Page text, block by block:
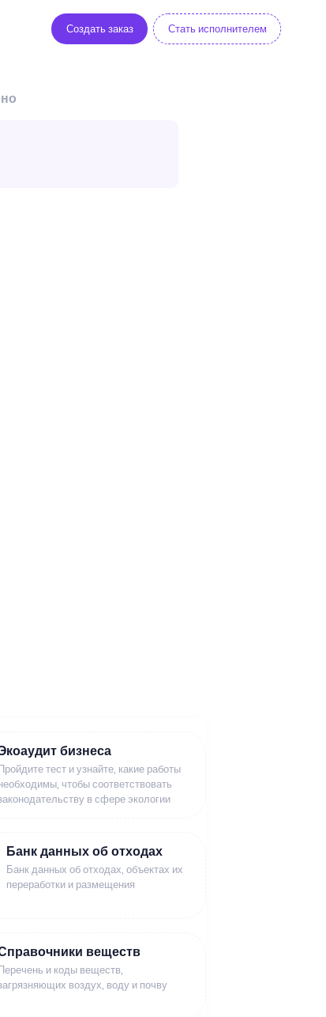
Создать заказ Стать исполнителем
бизнеса
тест и узнайте, какие работы
чтобы соответствовать
в сфере экологии
Банк данных об отходах
Банк данных об отходах, объектах их
переработки и размещения
веществ
и коды веществ,
воздух, воду и почву